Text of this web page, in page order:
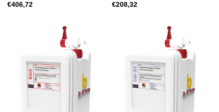
€ €